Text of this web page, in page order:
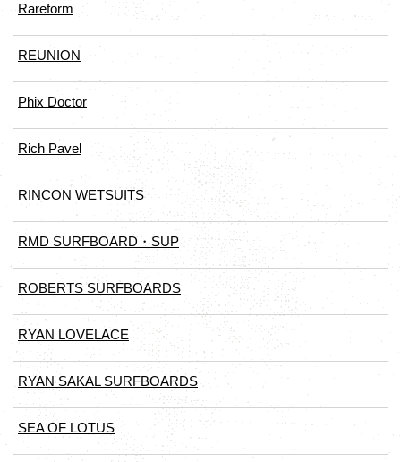
Rareform
REUNION
Phix Doctor
Rich Pavel
RINCON WETSUITS
RMD SURFBOARD・SUP
ROBERTS SURFBOARDS
RYAN LOVELACE
RYAN SAKAL SURFBOARDS
SEA OF LOTUS